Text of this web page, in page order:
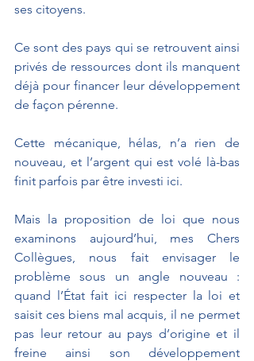
ses citoyens.
Ce sont des pays qui se retrouvent ainsi
privés de ressources dont ils manquent
déjà pour financer leur développement
de façon pérenne.
Cette mécanique, hélas, n’a rien de
nouveau, et l’argent qui est volé là-bas
finit parfois par être investi ici.
Mais la proposition de loi que nous
examinons aujourd’hui, mes Chers
Collègues, nous fait envisager le
problème sous un angle nouveau :
quand l’État fait ici respecter la loi et
saisit ces biens mal acquis, il ne permet
pas leur retour au pays d’origine et il
freine ainsi son développement